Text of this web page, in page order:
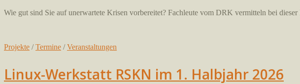
Wie gut sind Sie auf unerwartete Krisen vorbereitet? Fachleute vom DRK vermitteln bei
Projekte /Termine /Veranstaltungen
Linux-Werkstatt RSKN im 1. Halbjahr 2026